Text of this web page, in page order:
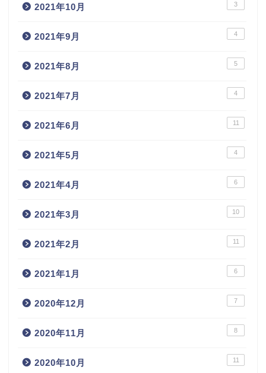
2021年10月 3
2021年9月 4
2021年8月 5
2021年7月 4
2021年6月 11
2021年5月 4
2021年4月 6
2021年3月 10
2021年2月 11
2021年1月 6
2020年12月 7
2020年11月 8
2020年10月 11